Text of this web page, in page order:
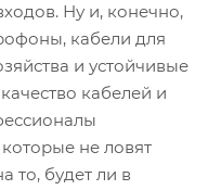
Ну и, конечно,
кабели для
и устойчивые
кабелей и
не ловят
то, будет ли в